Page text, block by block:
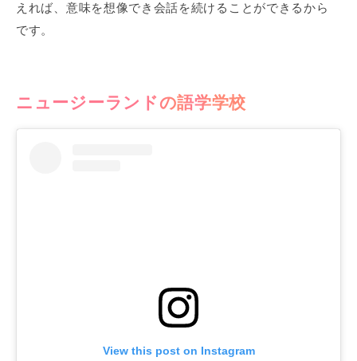
えれば、意味を想像でき会話を続けることができるから
です。
ニュージーランドの語学学校
View this post on Instagram